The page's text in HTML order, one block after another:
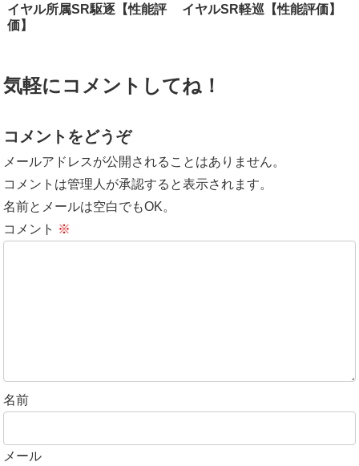
イヤル所属SR駆逐【性能評
価】
イヤルSR軽巡【性能評価】
気軽にコメントしてね！
コメントをどうぞ
メールアドレスが公開されることはありません。
コメントは管理人が承認すると表示されます。
名前とメールは空白でもOK。
コメント ※
名前
メール